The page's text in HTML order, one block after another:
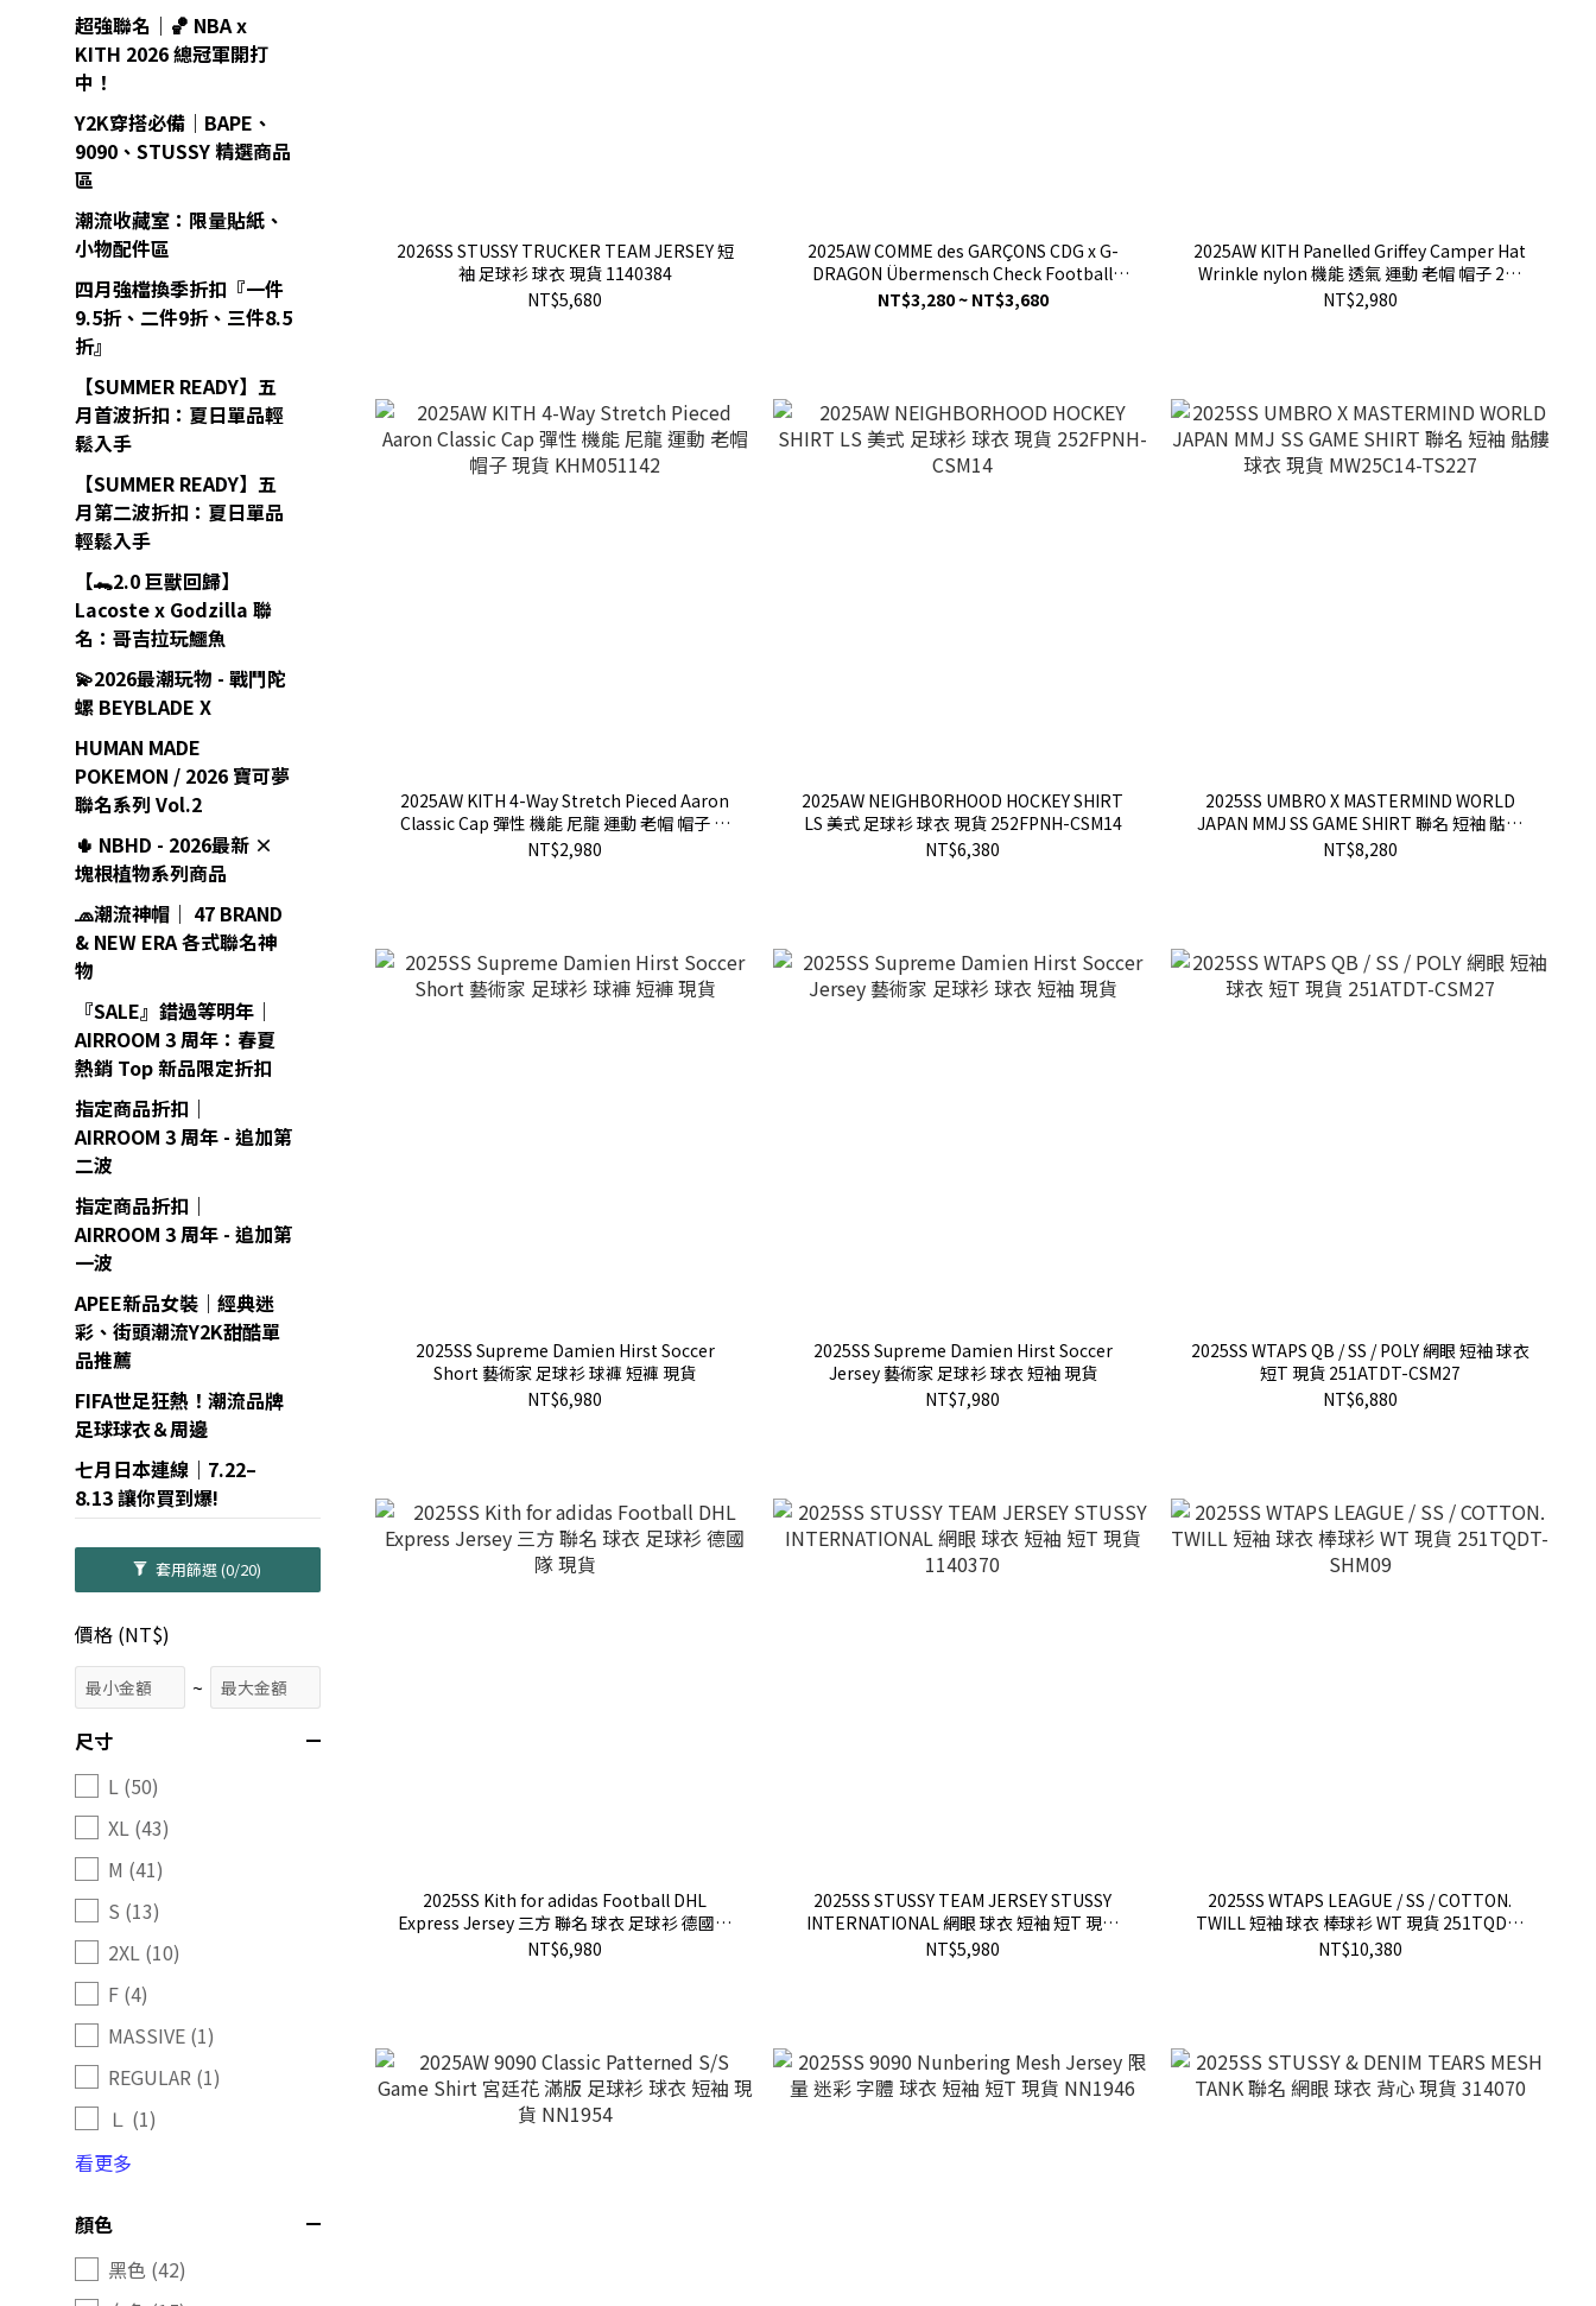
超強聯名｜🏀 NBA x
KITH 2026 總冠軍開打
中！
Y2K穿搭必備｜BAPE、
9090、STUSSY 精選商品
區
潮流收藏室：限量貼紙、
小物配件區
四月強檔換季折扣『一件
9.5折、二件9折、三件8.5
折』
【SUMMER READY】五
月首波折扣：夏日單品輕
鬆入手
【SUMMER READY】五
月第二波折扣：夏日單品
輕鬆入手
【🐊2.0 巨獸回歸】
Lacoste x Godzilla 聯
名：哥吉拉玩鱷魚
💫2026最潮玩物 - 戰鬥陀
螺 BEYBLADE X
HUMAN MADE
POKEMON / 2026 寶可夢
聯名系列 Vol.2
🌵 NBHD - 2026最新 ×
塊根植物系列商品
🧢潮流神帽｜ 47 BRAND
& NEW ERA 各式聯名神
物
『SALE』錯過等明年｜
AIRROOM 3 周年：春夏
熱銷 Top 新品限定折扣
指定商品折扣｜
AIRROOM 3 周年 - 追加第
二波
指定商品折扣｜
AIRROOM 3 周年 - 追加第
一波
APEE新品女裝｜經典迷
彩、街頭潮流Y2K甜酷單
品推薦
FIFA世足狂熱！潮流品牌
足球球衣＆周邊
七月日本連線｜7.22–
8.13 讓你買到爆!
套用篩選(0/20)
價格 (NT$)
~
尺寸
L (50)
XL (43)
M (41)
S (13)
2XL (10)
F (4)
MASSIVE (1)
REGULAR (1)
Ｌ (1)
看更多
顏色
黑色 (42)
2026SS STUSSY TRUCKER TEAM JERSEY 短
袖 足球衫 球衣 現貨 1140384
NT$5,680
2025AW COMME des GARÇONS CDG x G-
DRAGON Übermensch Check Football
Scarf 川久保玲 GD 聯名 足球圍巾 現貨
NT$3,280 ~ NT$3,680
2025AW KITH Panelled Griffey Camper Hat
Wrinkle nylon 機能 透氣 運動 老帽 帽子 2色
現貨 KHM051143
NT$2,980
2025AW KITH 4-Way Stretch Pieced Aaron
Classic Cap 彈性 機能 尼龍 運動 老帽 帽子 現
貨 KHM051142
NT$2,980
2025AW NEIGHBORHOOD HOCKEY SHIRT
LS 美式 足球衫 球衣 現貨 252FPNH-CSM14
NT$6,380
2025SS UMBRO X MASTERMIND WORLD
JAPAN MMJ SS GAME SHIRT 聯名 短袖 骷髏
球衣 現貨 MW25C14-TS227
NT$8,280
2025SS Supreme Damien Hirst Soccer
Short 藝術家 足球衫 球褲 短褲 現貨
NT$6,980
2025SS Supreme Damien Hirst Soccer
Jersey 藝術家 足球衫 球衣 短袖 現貨
NT$7,980
2025SS WTAPS QB / SS / POLY 網眼 短袖 球衣
短T 現貨 251ATDT-CSM27
NT$6,880
2025SS Kith for adidas Football DHL
Express Jersey 三方 聯名 球衣 足球衫 德國隊
現貨
NT$6,980
2025SS STUSSY TEAM JERSEY STUSSY
INTERNATIONAL 網眼 球衣 短袖 短T 現貨
1140370
NT$5,980
2025SS WTAPS LEAGUE / SS / COTTON.
TWILL 短袖 球衣 棒球衫 WT 現貨 251TQDT-
SHM09
NT$10,380